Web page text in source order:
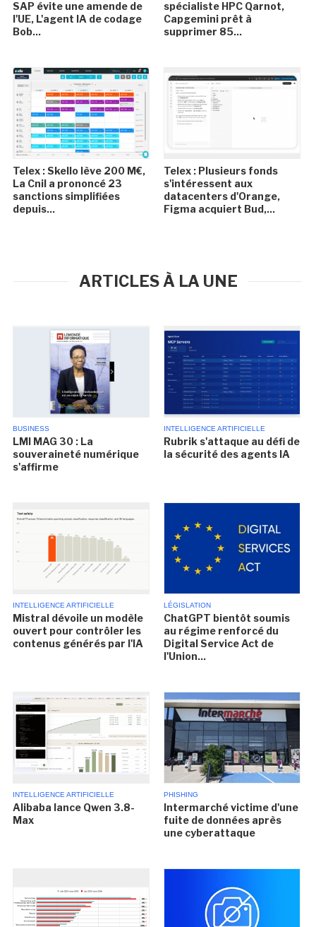
SAP évite une amende de
l'UE, L'agent IA de codage
Bob...
spécialiste HPC Qarnot,
Capgemini prêt à
supprimer 85...
Telex : Skello lève 200 M€,
La Cnil a prononcé 23
sanctions simplifiées
depuis...
Telex : Plusieurs fonds
s'intéressent aux
datacenters d'Orange,
Figma acquiert Bud,...
ARTICLES À LA UNE
BUSINESS
LMI MAG 30 : La
souveraineté numérique
s'affirme
INTELLIGENCE ARTIFICIELLE
Rubrik s'attaque au défi de
la sécurité des agents IA
INTELLIGENCE ARTIFICIELLE
Mistral dévoile un modèle
ouvert pour contrôler les
contenus générés par l'IA
LÉGISLATION
ChatGPT bientôt soumis
au régime renforcé du
Digital Service Act de
l'Union...
INTELLIGENCE ARTIFICIELLE
Alibaba lance Qwen 3.8-
Max
PHISHING
Intermarché victime d'une
fuite de données après
une cyberattaque